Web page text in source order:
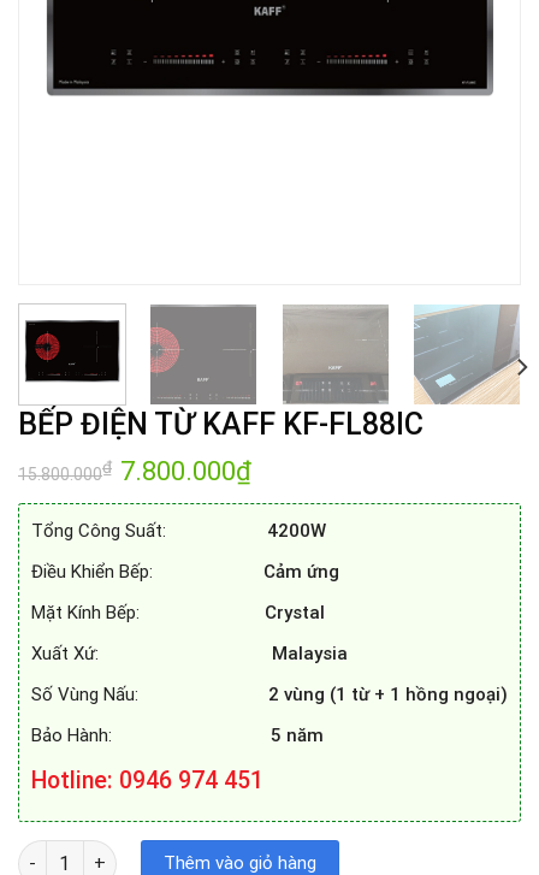
BẾP ĐIỆN TỪ KAFF KF-FL88IC
15.800.000₫ Giá
gốc
là:
15.800.000₫.
7.800.000₫Giá
tại
7.800.000₫.
Tổng Công Suất:
4200W
Điều Khiển Bếp: Cảm ứng
Mặt Kính Bếp: Crystal
Xuất Xứ:
Malaysia
Số Vùng Nấu: 2 vùng (1 từ + 1 hồng ngoại)
Bảo Hành: 5 năm
Hotline: 0946 974 451
BẾP ĐIỆN TỪ KAFF KF-FL88IC số lượng
Thêm vào giỏ hàng